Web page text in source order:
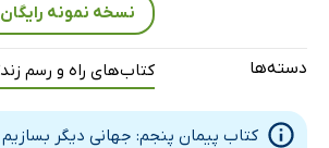
سه زبان. چه‌جور پیام‌آورى هستید؟
نسخه نمونه رایگان
دسته‌ها کتاب‌های راه و رسم
کتاب پیمان پنجم: جهانی دیگر بسازیم